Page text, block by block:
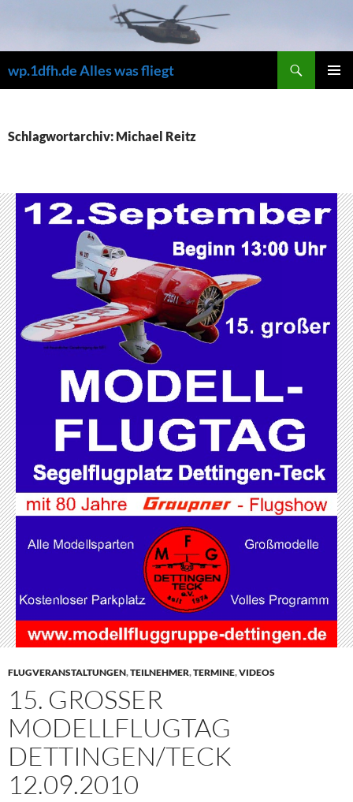
wp.1dfh.de Alles was fliegt
Schlagwortarchiv: Michael Reitz
FLUGVERANSTALTUNGEN,TEILNEHMER,TERMINE,VIDEOS
15. GROSSER M
ODELLFLUGTAG D
ETTINGEN/TECK 1
2.09.2010